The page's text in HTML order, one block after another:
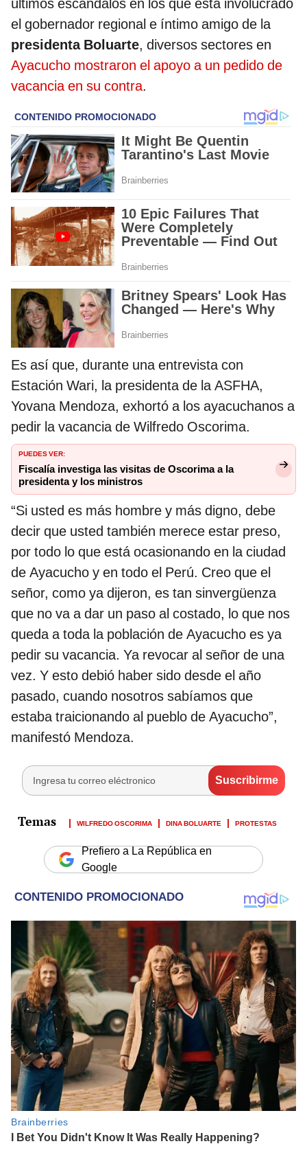
el gobernador regional e íntimo amigo de la
presidenta Boluarte, diversos sectores en
Ayacucho mostraron el apoyo a un pedido de
vacancia en su contra.
Es así que, durante una entrevista con
Estación Wari, la presidenta de la ASFHA,
Yovana Mendoza, exhortó a los ayacuchanos a
pedir la vacancia de Wilfredo Oscorima.
PUEDES VER:
Fiscalía investiga las visitas de Oscorima a la
presidenta y los ministros
“Si usted es más hombre y más digno, debe
decir que usted también merece estar preso,
por todo lo que está ocasionando en la ciudad
de Ayacucho y en todo el Perú. Creo que el
señor, como ya dijeron, es tan sinvergüenza
que no va a dar un paso al costado, lo que nos
queda a toda la población de Ayacucho es ya
pedir su vacancia. Ya revocar al señor de una
vez. Y esto debió haber sido desde el año
pasado, cuando nosotros sabíamos que
estaba traicionando al pueblo de Ayacucho”,
manifestó Mendoza.
WILFREDO OSCORIMA DINA BOLUARTE PROTESTAS
Prefiero a La República en
Google